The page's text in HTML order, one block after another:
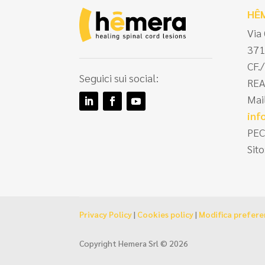
Seguici sui social:
Via
Privacy Policy| Cookies policy| Modifica
Copyright Hemera Srl © 2026